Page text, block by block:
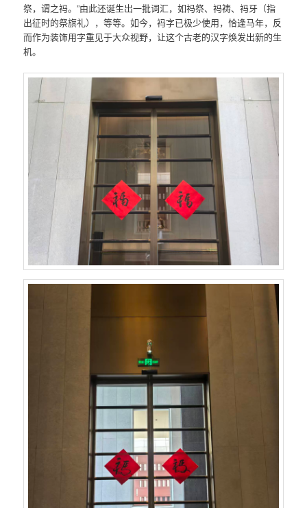
祭，谓之祃。”由此还诞生出一批词汇，如祃祭、祃祷、祃牙（指
出征时的祭旗礼），等等。如今，祃字已极少使用，恰逢马年，反
而作为装饰用字重见于大众视野，让这个古老的汉字焕发出新的生
机。